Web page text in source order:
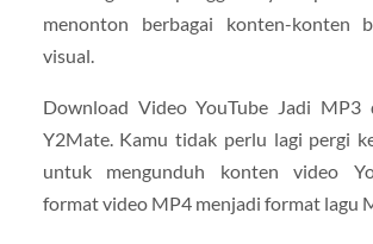
menonton berbagai konten-konten
visual.
Download Video YouTube Jadi MP3
Y2Mate. Kamu tidak perlu lagi pergi
untuk mengunduh konten video
format video MP4 menjadi format lagu